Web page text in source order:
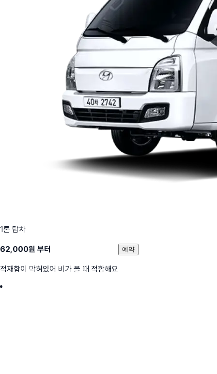
1톤 탑차
62,000원 부터
적재함이 막혀있어 비가 올 때 적합해요
예약